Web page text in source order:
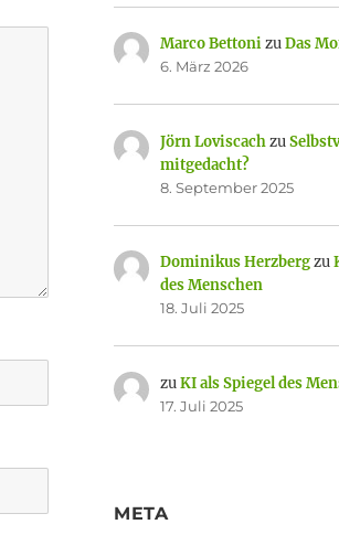
Marco BettonizuDas
6. März 2026
Jörn Loviscachzu
mitgedacht?
8. September 2025
Dominikus Herzbergzu
des Menschen
18. Juli 2025
zuKI als Spiegel des
17. Juli 2025
META